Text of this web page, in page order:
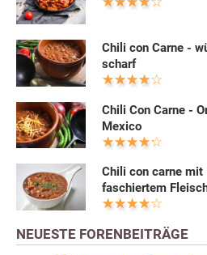
Chili con Carne -
scharf
Chili Con Carne -
Mexico
Chili con carne mit
faschiertem
NEUESTE FORENBEITRÄGE